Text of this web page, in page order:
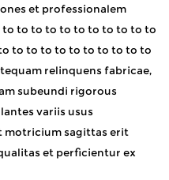
et professionalem
to to to to to to to to to to
to to to to to to to to to to
relinquens fabricae,
subeundi rigorous
variis usus
motricium sagittas erit
et perficientur ex